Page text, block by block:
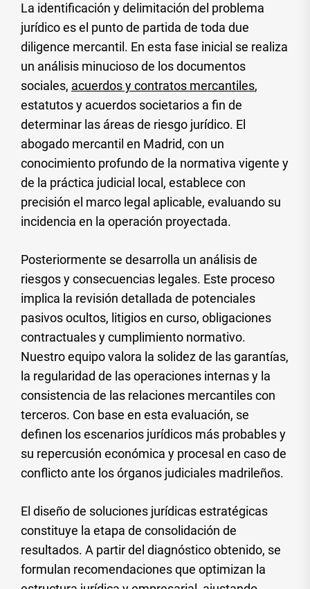
La identificación y delimitación del problema
jurídico es el punto de partida de toda due
diligence mercantil. En esta fase inicial se realiza
un análisis minucioso de los documentos
sociales, acuerdos y contratos mercantiles,
estatutos y acuerdos societarios a fin de
determinar las áreas de riesgo jurídico. El
abogado mercantil en Madrid, con un
conocimiento profundo de la normativa vigente y
de la práctica judicial local, establece con
precisión el marco legal aplicable, evaluando su
incidencia en la operación proyectada.
Posteriormente se desarrolla un análisis de
riesgos y consecuencias legales. Este proceso
implica la revisión detallada de potenciales
pasivos ocultos, litigios en curso, obligaciones
contractuales y cumplimiento normativo.
Nuestro equipo valora la solidez de las garantías,
la regularidad de las operaciones internas y la
consistencia de las relaciones mercantiles con
terceros. Con base en esta evaluación, se
definen los escenarios jurídicos más probables y
su repercusión económica y procesal en caso de
conflicto ante los órganos judiciales madrileños.
El diseño de soluciones jurídicas estratégicas
constituye la etapa de consolidación de
resultados. A partir del diagnóstico obtenido, se
formulan recomendaciones que optimizan la